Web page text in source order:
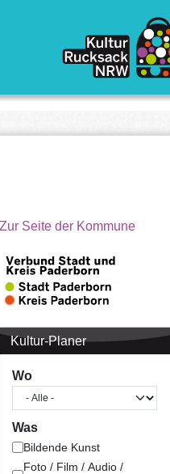
Zur Seite der Kommune
Kultur-Planer
Wo
Was
Bildende Kunst
Foto / Film / Audio /